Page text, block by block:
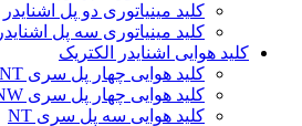
کلید مینیاتوری دو پل اشنایدر
کلید مینیاتوری سه پل اشنایدر
کلید هوایی اشنایدر الکتریک
کلید هوایی چهار پل سری NT
کلید هوایی چهار پل سری NW
کلید هوایی سه پل سری NT